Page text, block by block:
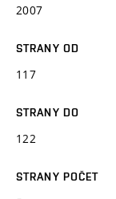
2007
STRANY OD
117
STRANY DO
122
STRANY POČET